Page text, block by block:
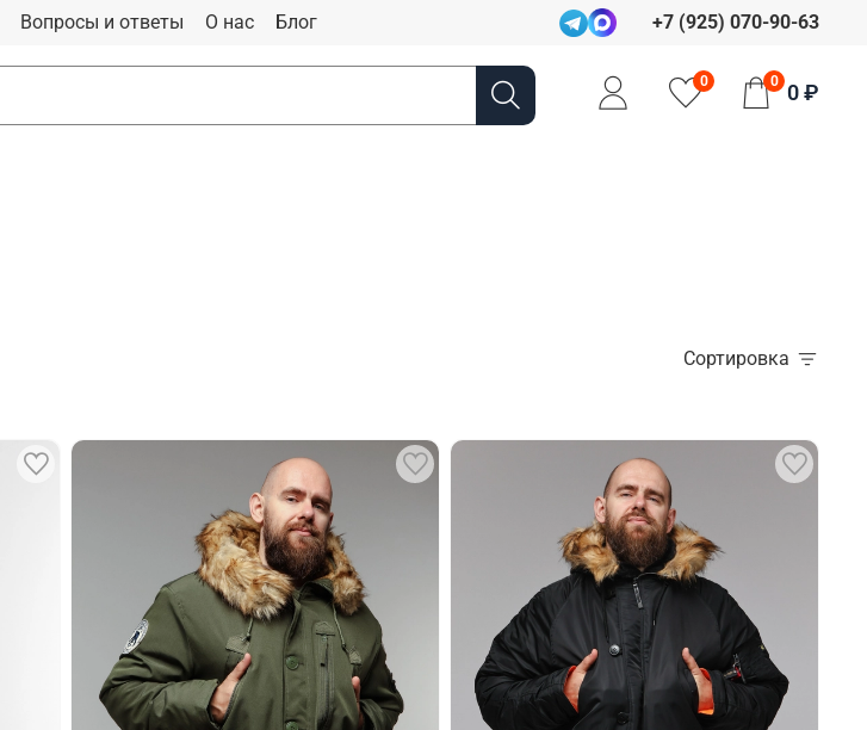
Вопросы и ответы О нас Блог +7 (925) 070-90-63
0 0 0 ₽
Сортировка